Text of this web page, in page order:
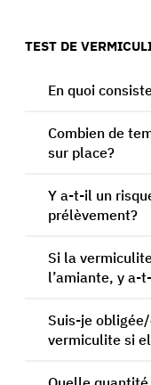
TEST DE
En quoi
Combien de
sur place?
Y a-t-il un
prélèvement?
Si la
l’amiante, y a-
Suis-je
vermiculite si